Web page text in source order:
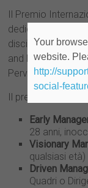
Il Premio
dedicata alla
discipline STEAM
and Mathematics)
Pervolaraki.
Il premio è
Early
28 anni,
Visionary
qualsiasi età)
Driven
Quadri o
Your
website.
http://
social-